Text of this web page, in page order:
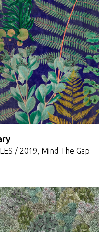
/ 2019, Mind The Gap